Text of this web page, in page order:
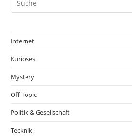
Internet
Kurioses
Mystery
Off Topic
Politik & Gesellschaft
Tecknik